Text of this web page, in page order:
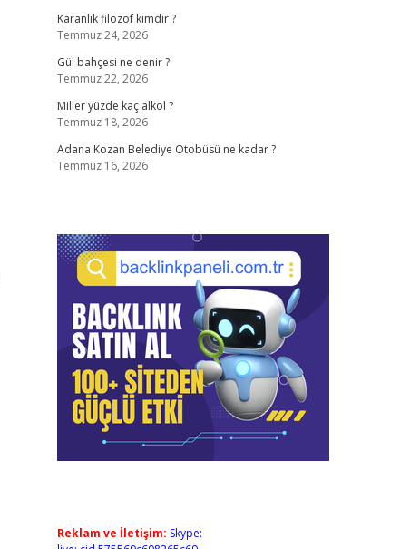
Karanlık filozof kimdir ?
Temmuz 24, 2026
Gül bahçesi ne denir ?
Temmuz 22, 2026
Miller yüzde kaç alkol ?
Temmuz 18, 2026
Adana Kozan Belediye Otobüsü ne kadar ?
Temmuz 16, 2026
Reklam ve İletişim: Skype: